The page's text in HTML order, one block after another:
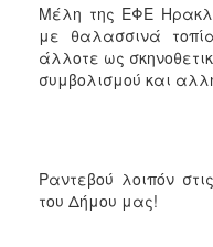
Μέλη της ΕΦΕ
με θαλασσινά
άλλοτε ως
συμβολισμού και
Ραντεβού λοιπόν
του Δήμου μας!